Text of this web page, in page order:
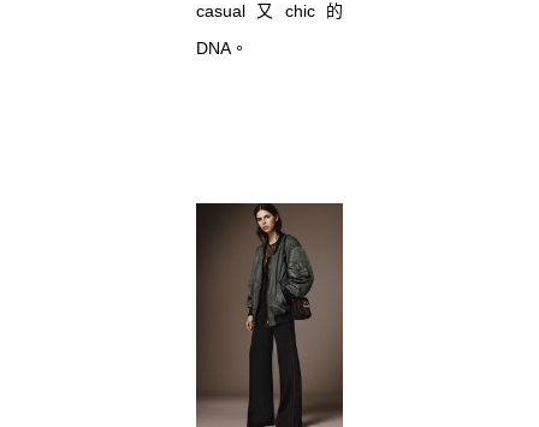
casual又chic的
DNA。